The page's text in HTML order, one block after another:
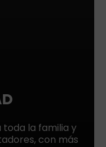
la familia y
con más